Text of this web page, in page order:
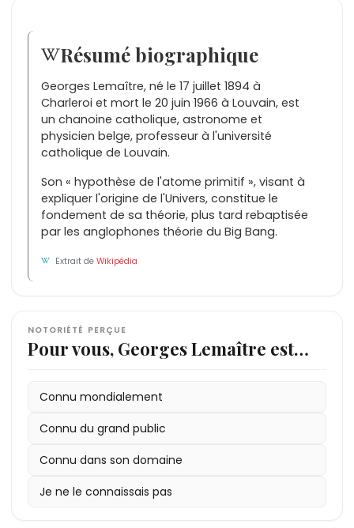
Résumé biographique
Georges Lemaître, né le 17 juillet 1894 à
Charleroi et mort le 20 juin 1966 à Louvain, est
un chanoine catholique, astronome et
physicien belge, professeur à l'université
catholique de Louvain.
Son « hypothèse de l'atome primitif », visant à
expliquer l'origine de l'Univers, constitue le
fondement de sa théorie, plus tard rebaptisée
par les anglophones théorie du Big Bang.
Extrait deWikipédia
NOTORIÉTÉ PERÇUE
Pour vous, Georges Lemaître est…
Connu mondialement
Connu du grand public
Connu dans son domaine
Je ne le connaissais pas